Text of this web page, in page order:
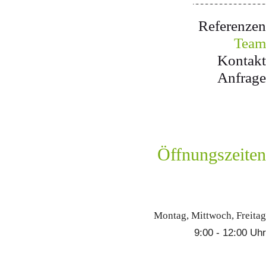
Referenzen
Team
Kontakt
Anfrage
Öffnungszeiten
Montag, Mittwoch, Freitag
9:00 - 12:00 Uhr